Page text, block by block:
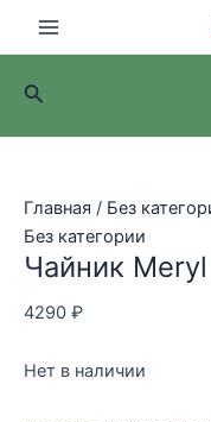
Main
Menu
Поиск
Главная / Без
Без категории
Чайник
4290 ₽
Нет в наличии